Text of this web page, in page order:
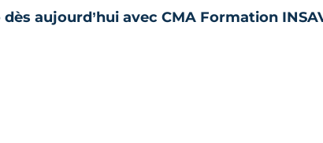
aujourd’hui avec CMA Formation